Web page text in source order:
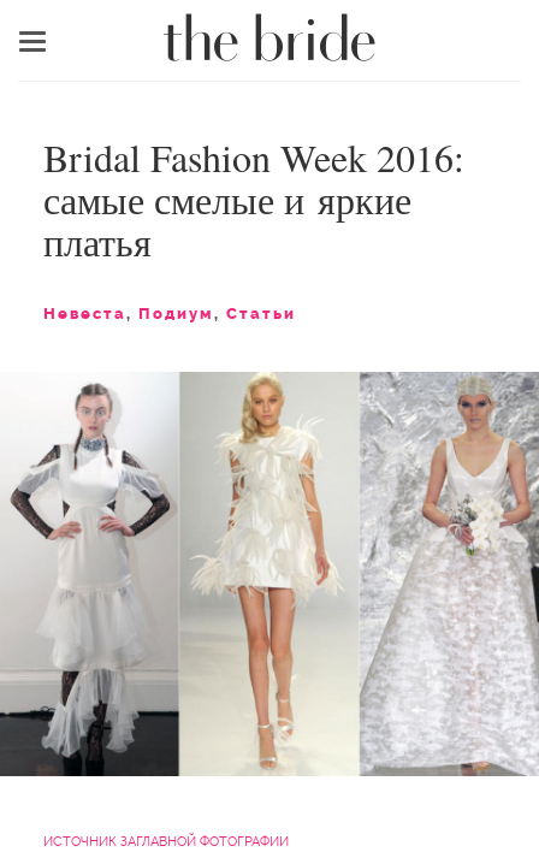
Меню
Bridal Fashion Week 2016:
самые смелые и яркие
платья
Невеста, Подиум , Статьи
ИСТОЧНИК ЗАГЛАВНОЙ ФОТОГРАФИИ